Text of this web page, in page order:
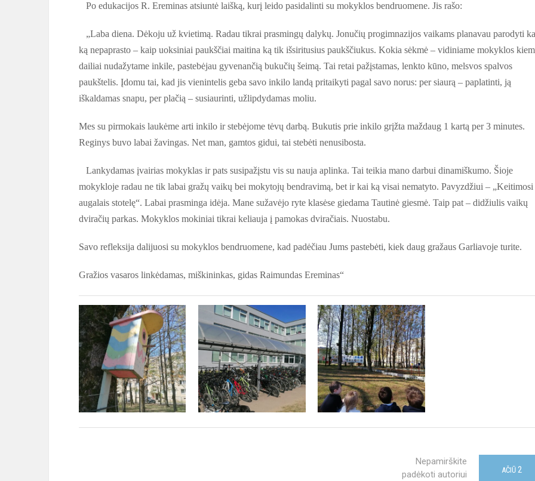
Po edukacijos R. Ereminas atsiuntė laišką, kurį leido pasidalinti su mokyklos bendruomene. Jis rašo:
„Laba diena. Dėkoju už kvietimą. Radau tikrai prasmingų dalykų. Jonučių progimnazijos vaikams planavau parodyti
ką nepaprasto – kaip uoksiniai paukščiai maitina ką tik išsiritusius paukščiukus. Kokia sėkmė – vidiniame mokyklos
dailiai nudažytame inkile, pastebėjau gyvenančią bukučių šeimą. Tai retai pažįstamas, lenkto kūno, melsvos spalvos
paukštelis. Įdomu tai, kad jis vienintelis geba savo inkilo landą pritaikyti pagal savo norus: per siaurą – paplatinti, ją
iškaldamas snapu, per plačią – susiaurinti, užlipdydamas moliu.
Mes su pirmokais laukėme arti inkilo ir stebėjome tėvų darbą. Bukutis prie inkilo grįžta maždaug 1 kartą per 3 minutes.
Reginys buvo labai žavingas. Net man, gamtos gidui, tai stebėti nenusibosta.
Lankydamas įvairias mokyklas ir pats susipažįstu vis su nauja aplinka. Tai teikia mano darbui dinamiškumo. Šioje
mokykloje radau ne tik labai gražų vaikų bei mokytojų bendravimą, bet ir kai ką visai nematyto. Pavyzdžiui – „Keitimosi
augalais stotelę“. Labai prasminga idėja. Mane sužavėjo ryte klasėse giedama Tautinė giesmė. Taip pat – didžiulis vaikų
dviračių parkas. Mokyklos mokiniai tikrai keliauja į pamokas dviračiais. Nuostabu.
Savo refleksija dalijuosi su mokyklos bendruomene, kad padėčiau Jums pastebėti, kiek daug gražaus Garliavoje turite.
Gražios vasaros linkėdamas, miškininkas, gidas Raimundas Ereminas“
Nepamirškite
padėkoti autoriui
AČIŪ 2